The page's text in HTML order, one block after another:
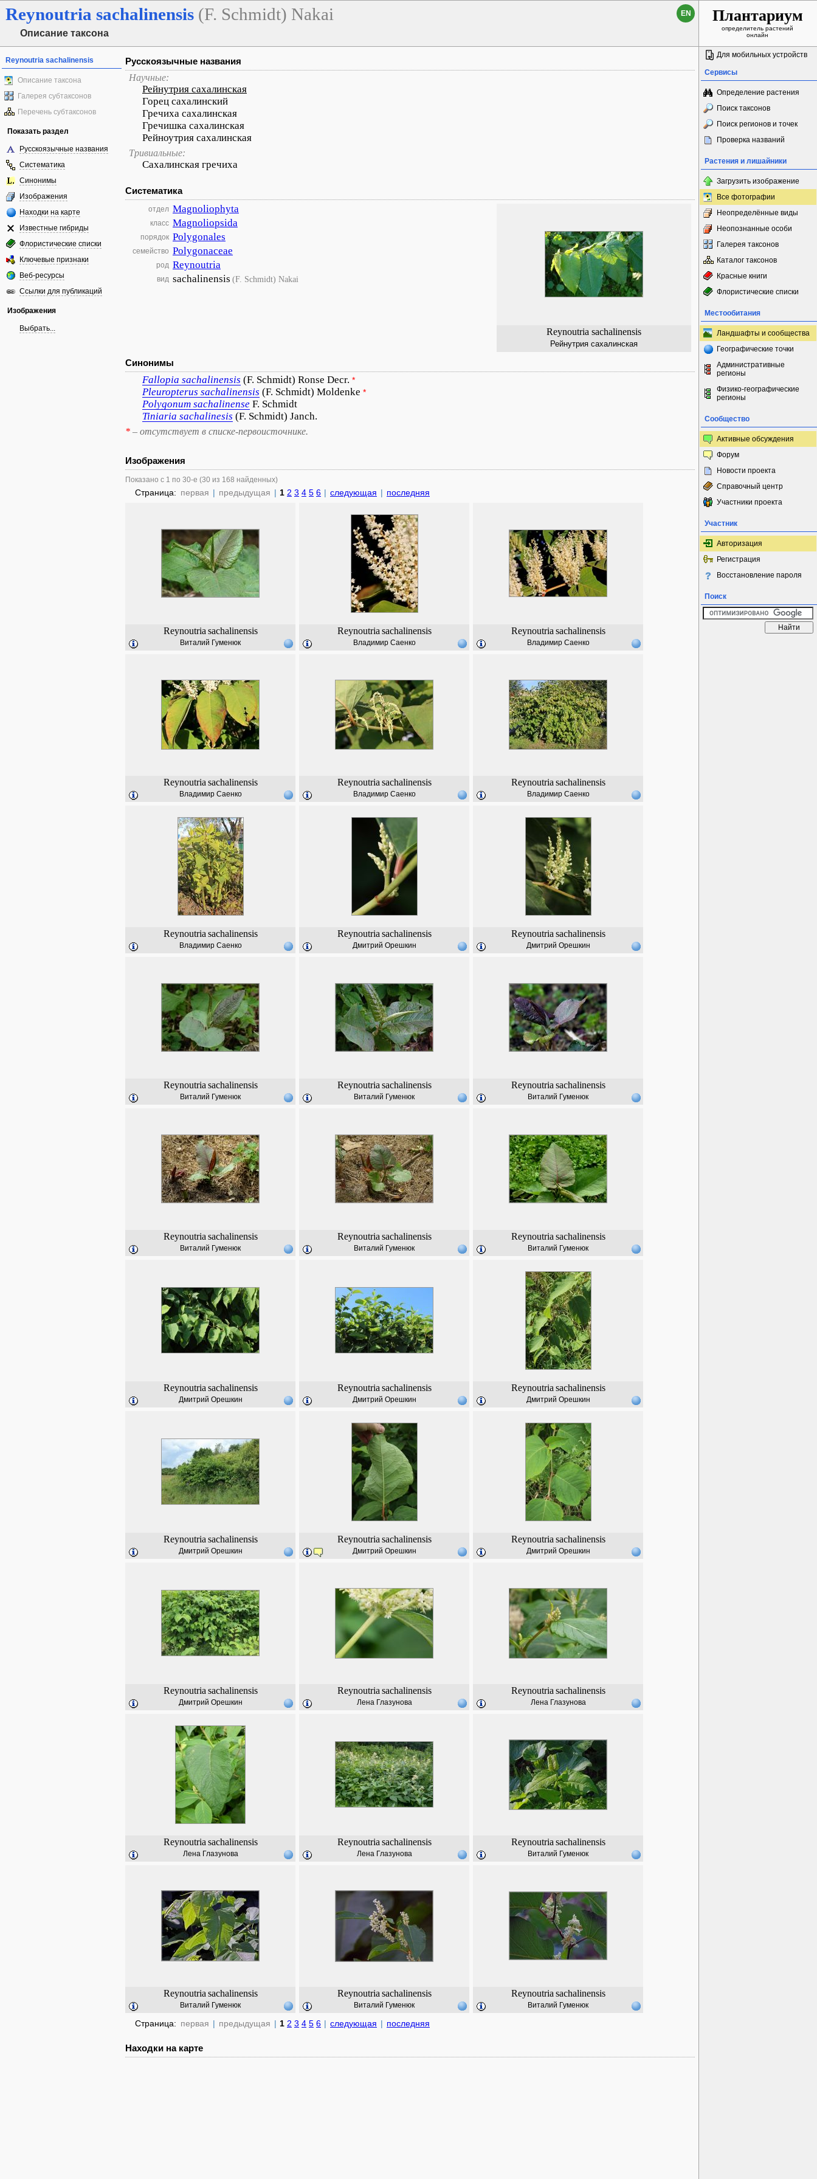
Reynoutria sachalinensis (F. Schmidt) Nakai
Описание таксона
EN Плантариум
определитель растений
онлайн
Reynoutria sachalinensis
Описание таксона
Галерея субтаксонов
Перечень субтаксонов
Показать раздел
Русскоязычные названия
Систематика
Синонимы
Изображения
Находки на карте
Известные гибриды
Флористические списки
Ключевые признаки
Веб-ресурсы
Ссылки для публикаций
Изображения
Выбрать...
Русскоязычные названия
Научные:
Рейнутрия сахалинская
Горец сахалинский
Гречиха сахалинская
Гречишка сахалинская
Рейноутрия сахалинская
Тривиальные:
Сахалинская гречиха
Систематика
Reynoutria sachalinensis
Рейнутрия сахалинская
отдел Magnoliophyta
класс Magnoliopsida
порядок Polygonales
семейство Polygonaceae
род Reynoutria
вид sachalinensis (F. Schmidt) Nakai
Синонимы
Fallopia sachalinensis (F. Schmidt) Ronse Decr. *
Pleuropterus sachalinensis (F. Schmidt) Moldenke *
Polygonum sachalinense F. Schmidt
Tiniaria sachalinesis (F. Schmidt) Janch.
* – отсутствует в списке-первоисточнике.
Изображения
Показано с 1 по 30-е (30 из 168 найденных)
Страница: первая | предыдущая | 1 2 3 4 5 6 | следующая | последняя
Reynoutria sachalinensis
Виталий Гуменюк
Reynoutria sachalinensis
Владимир Саенко
Reynoutria sachalinensis
Владимир Саенко
Reynoutria sachalinensis
Владимир Саенко
Reynoutria sachalinensis
Владимир Саенко
Reynoutria sachalinensis
Владимир Саенко
Reynoutria sachalinensis
Владимир Саенко
Reynoutria sachalinensis
Дмитрий Орешкин
Reynoutria sachalinensis
Дмитрий Орешкин
Reynoutria sachalinensis
Виталий Гуменюк
Reynoutria sachalinensis
Виталий Гуменюк
Reynoutria sachalinensis
Виталий Гуменюк
Reynoutria sachalinensis
Виталий Гуменюк
Reynoutria sachalinensis
Виталий Гуменюк
Reynoutria sachalinensis
Виталий Гуменюк
Reynoutria sachalinensis
Дмитрий Орешкин
Reynoutria sachalinensis
Дмитрий Орешкин
Reynoutria sachalinensis
Дмитрий Орешкин
Reynoutria sachalinensis
Дмитрий Орешкин
Reynoutria sachalinensis
Дмитрий Орешкин
Reynoutria sachalinensis
Дмитрий Орешкин
Reynoutria sachalinensis
Дмитрий Орешкин
Reynoutria sachalinensis
Лена Глазунова
Reynoutria sachalinensis
Лена Глазунова
Reynoutria sachalinensis
Лена Глазунова
Reynoutria sachalinensis
Лена Глазунова
Reynoutria sachalinensis
Виталий Гуменюк
Reynoutria sachalinensis
Виталий Гуменюк
Reynoutria sachalinensis
Виталий Гуменюк
Reynoutria sachalinensis
Виталий Гуменюк
Страница: первая | предыдущая | 1 2 3 4 5 6 | следующая | последняя
Находки на карте
Для мобильных устройств
Сервисы
Определение растения
Поиск таксонов
Поиск регионов и точек
Проверка названий
Растения и лишайники
Загрузить изображение
Все фотографии
Неопределённые виды
Неопознанные особи
Галерея таксонов
Каталог таксонов
Красные книги
Флористические списки
Местообитания
Ландшафты и сообщества
Географические точки
Административные
регионы
Физико-географические
регионы
Сообщество
Активные обсуждения
Форум
Новости проекта
Справочный центр
Участники проекта
Участник
Авторизация
Регистрация
Восстановление пароля
Поиск